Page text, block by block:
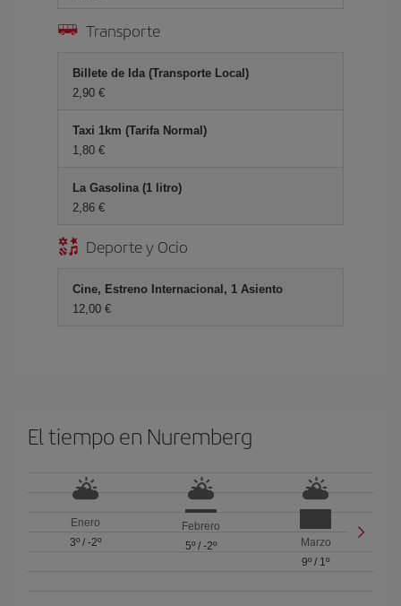
Transporte
Billete de Ida (Transporte Local)
2,90 €
Taxi 1km (Tarifa Normal)
1,80 €
La Gasolina (1 litro)
2,86 €
Deporte y Ocio
Cine, Estreno Internacional, 1 Asiento
12,00 €
El tiempo en Nuremberg
Enero
3º/ -2º
Febrero
5º/ -2º
Marzo
9º / 1º